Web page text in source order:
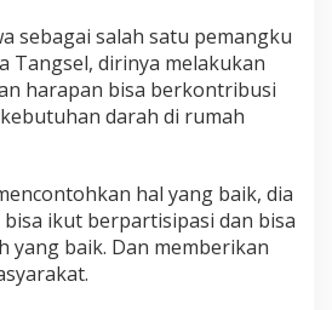
sebagai salah satu pemangku
Tangsel, dirinya melakukan
harapan bisa berkontribusi
darah di rumah
hal yang baik, dia
ikut berpartisipasi dan bisa
yang baik. Dan memberikan